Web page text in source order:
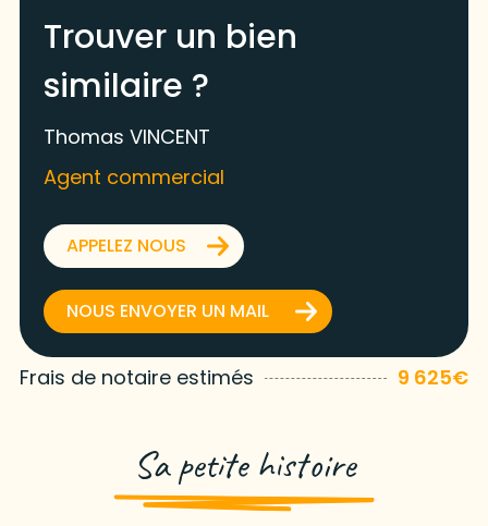
Trouver un bien
similaire ?
Thomas VINCENT
Agent commercial
APPELEZ NOUS
NOUS ENVOYER UN MAIL
Frais de notaire estimés 9 625€
Sa petite histoire